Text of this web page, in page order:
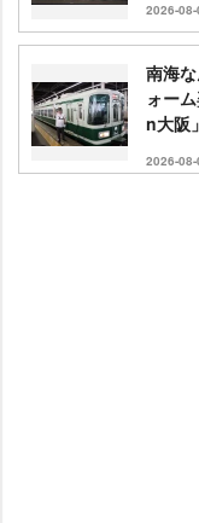
2026-
南海
ォー
n大阪
2026-